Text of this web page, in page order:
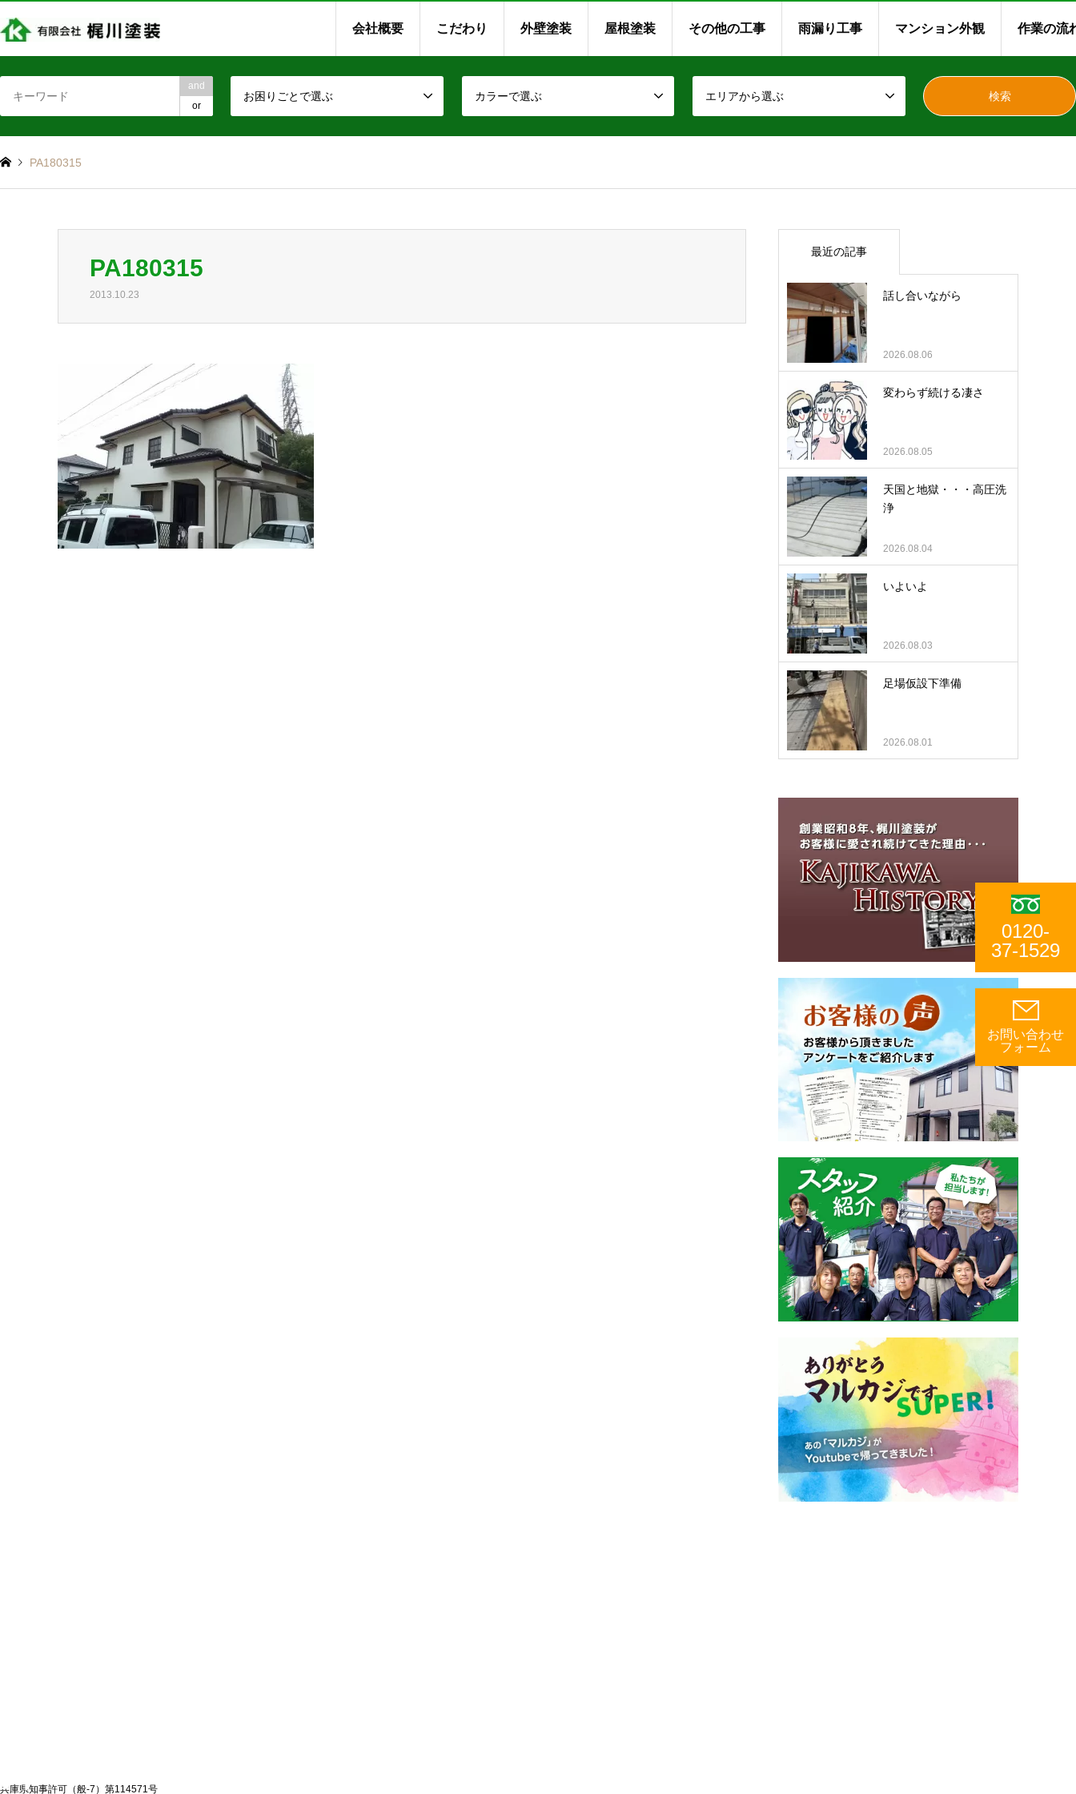
会社概要 こだわり 外壁塗装 屋根塗装 その他の工事 雨漏り工事 マンション外観 作業の流
and
or
お困りごとで選ぶ カラーで選ぶ エリアから選ぶ
PA180315
PA180315
2013.10.23
最近の記事
話し合いながら
2026.08.06
変わらず続ける凄さ
2026.08.05
天国と地獄・・・高圧洗
浄
2026.08.04
いよいよ
2026.08.03
足場仮設下準備
2026.08.01
兵庫県知事許可（般-7）第114571号
0120-
37-1529
お問い合わせ
フォーム